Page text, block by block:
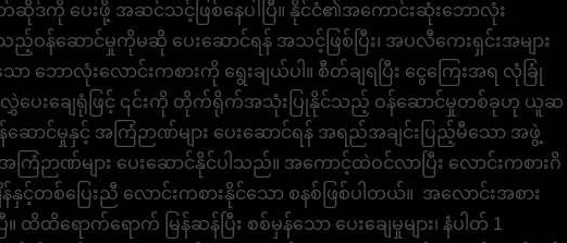
ကို ပေးဖို့ အဆင်သင့်ဖြစ်နေပါပြီ။ နိုင်ငံ၏အကောင်းဆုံးဘောလုံး
ဝန်ဆောင်မှုကိုမဆို ပေးဆောင်ရန် အသင့်ဖြစ်ပြီး၊ အပလီကေးရှင်းအများ
ဘောလုံးလောင်းကစားကို ရွေးချယ်ပါ။ စီတ်ချရပြီး ငွေကြေးအရ လုံခြုံ
လွှဲပေးချေရုံဖြင့် ၎င်းကို တိုက်ရိုက်အသုံးပြုနိုင်သည့် ဝန်ဆောင်မှုတစ်ခုဟု ယူဆ
ဆောင်မှုနှင့် အကြံဉာဏ်များ ပေးဆောင်ရန် အရည်အချင်းပြည့်မီသော အဖွဲ့
ကြံဉာဏ်များ ပေးဆောင်နိုင်ပါသည်။ အကောင့်ထဲဝင်လာပြီး လောင်းကစားဂိ
ျိန်နှင့်တစ်ပြေးညီ လောင်းကစားနိုင်သော စနစ်ဖြစ်ပါတယ်။ အလောင်းအစား
ထိထိရောက်ရောက် မြန်ဆန်ပြီး စစ်မှန်သော ပေးချေမှုများ၊ နံပါတ် 1